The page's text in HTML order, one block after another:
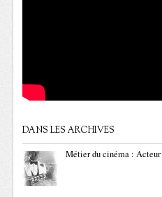
DANS LES ARCHIVES
Métier du cinéma : Acteur